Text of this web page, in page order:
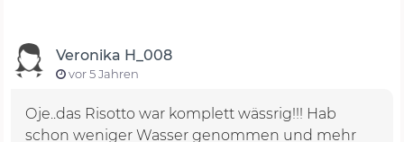
Veronika H_008
vor 5 Jahren
Oje..das Risotto war komplett wässrig!!! Hab
schon weniger Wasser genommen und mehr